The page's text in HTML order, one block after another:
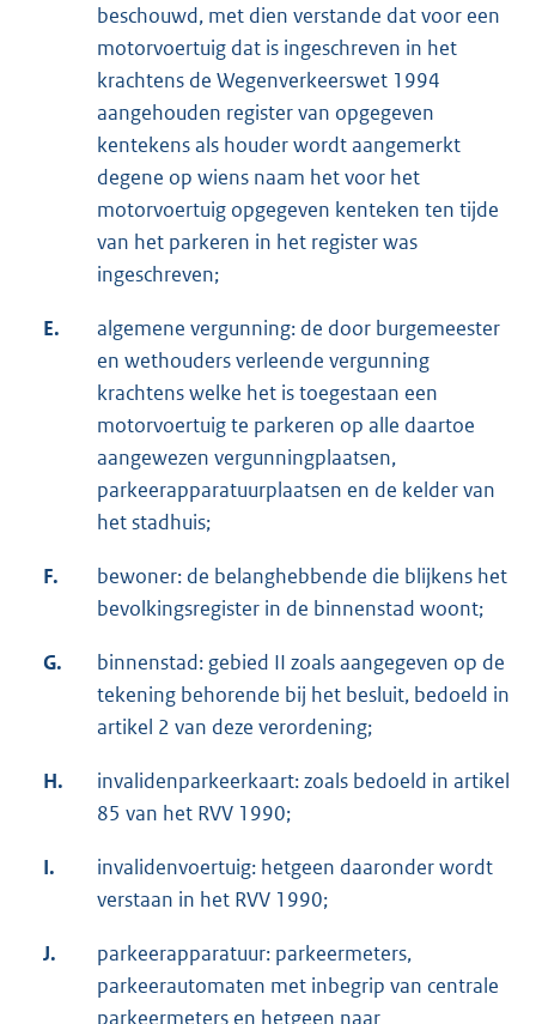
beschouwd, met dien verstande dat voor een
motorvoertuig dat is ingeschreven in het
krachtens de Wegenverkeerswet 1994
aangehouden register van opgegeven
kentekens als houder wordt aangemerkt
degene op wiens naam het voor het
motorvoertuig opgegeven kenteken ten tijde
van het parkeren in het register was
ingeschreven;
E.
algemene vergunning: de door burgemeester
en wethouders verleende vergunning
krachtens welke het is toegestaan een
motorvoertuig te parkeren op alle daartoe
aangewezen vergunningplaatsen,
parkeerapparatuurplaatsen en de kelder van
het stadhuis;
F.
bewoner: de belanghebbende die blijkens het
bevolkingsregister in de binnenstad woont;
G.
binnenstad: gebied II zoals aangegeven op de
tekening behorende bij het besluit, bedoeld in
artikel 2 van deze verordening;
H.
invalidenparkeerkaart: zoals bedoeld in artikel
85 van het RVV 1990;
I.
invalidenvoertuig: hetgeen daaronder wordt
verstaan in het RVV 1990;
J.
parkeerapparatuur: parkeermeters,
parkeerautomaten met inbegrip van centrale
parkeermeters en hetgeen naar